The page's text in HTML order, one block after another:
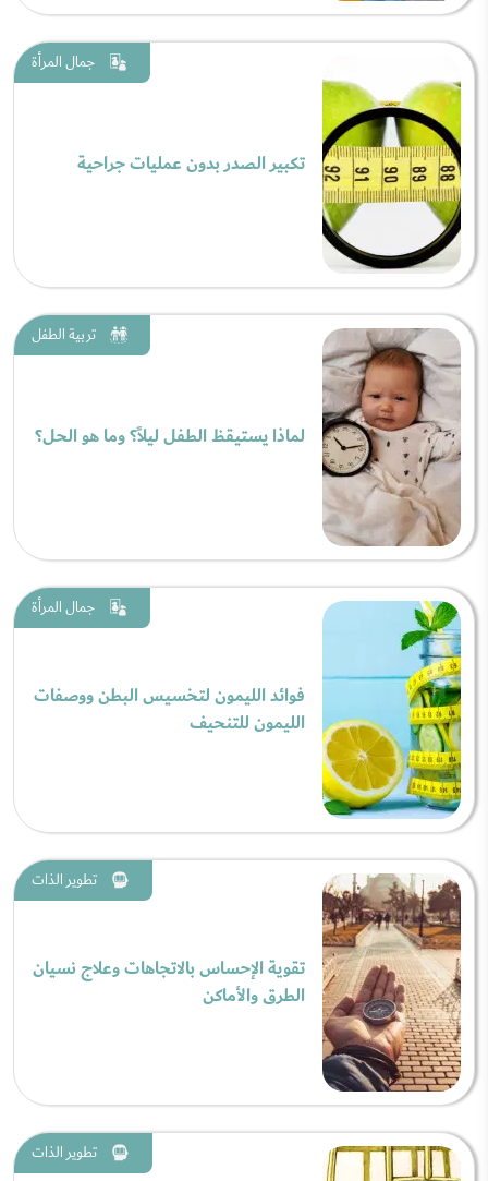
جمال المرأة
تكبير الصدر بدون عمليات جراحية
تربية الطفل
لماذا يستيقظ الطفل ليلاً؟ وما هو الحل؟
جمال المرأة
فوائد الليمون لتخسيس البطن ووصفات
الليمون للتنحيف
تطوير الذات
تقوية الإحساس بالاتجاهات وعلاج نسيان
الطرق والأماكن
تطوير الذات